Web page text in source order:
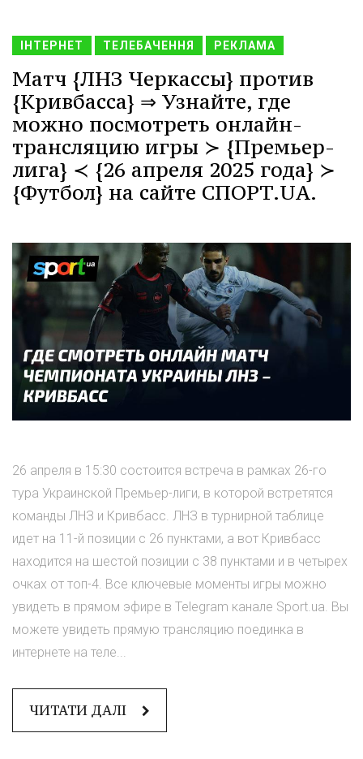
ІНТЕРНЕТ ТЕЛЕБАЧЕННЯ РЕКЛАМА
Матч {ЛНЗ Черкассы} против
{Кривбасса} ⇒ Узнайте, где
можно посмотреть онлайн-
трансляцию игры ≻ {Премьер-
лига} ≺ {26 апреля 2025 года} ≻
{Футбол} на сайте СПОРТ.UA.
26 апреля в 15:30 состоится встреча в рамках 26-го
тура Украинской Премьер-лиги, в которой встретятся
команды ЛНЗ и Кривбасс. ЛНЗ в турнирной таблице
идет на 11-й позиции с 26 пунктами, а вот Кривбасс
находится на шестой позиции с 38 пунктами и в четырех
очках от топ-4. Все ключевые моменты игры можно
увидеть в прямом эфире в Telegram канале Sport.ua. Вы
можете увидеть прямую трансляцию поединка в
интернете на теле...
ЧИТАТИ ДАЛІ